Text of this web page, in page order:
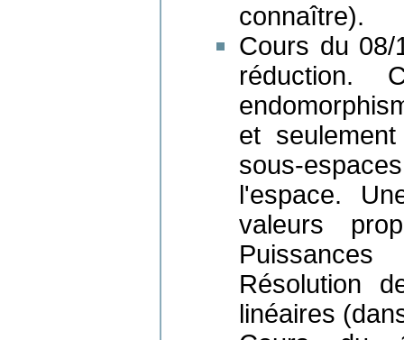
connaître).
Cours du 08/
réduction.
et
sous-
l'espace.
valeurs
Résolution
linéaires